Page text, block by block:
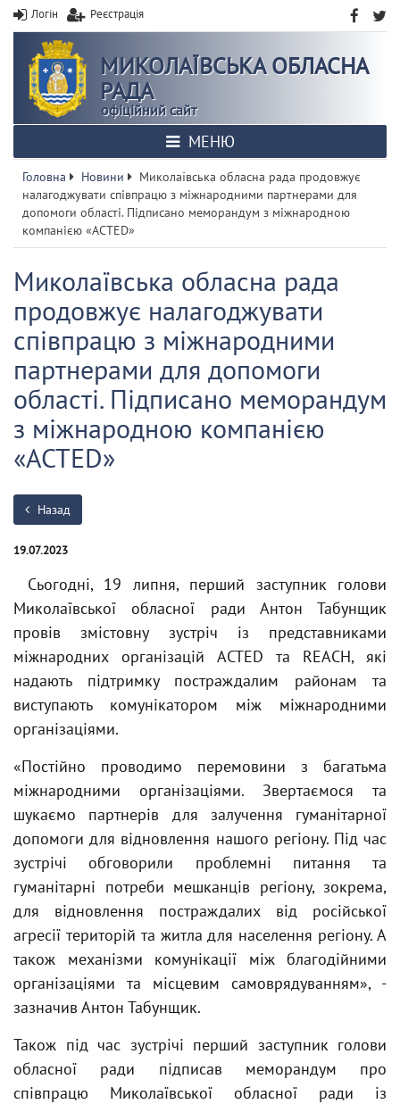
Логін Реєстрація
МИКОЛАЇВСЬКА ОБЛАСНА
РАДА
офіційний сайт
МЕНЮ
Головна Новини
Миколаївська обласна рада продовжує
налагоджувати співпрацю з міжнародними партнерами для
допомоги області. Підписано меморандум з міжнародною
компанією «ACTED»
Миколаївська обласна рада
продовжує налагоджувати
співпрацю з міжнародними
партнерами для допомоги
області. Підписано меморандум
з міжнародною компанією
«ACTED»
Назад
19.07.2023
Сьогодні, 19 липня, перший заступник голови
Миколаївської обласної ради Антон Табунщик
провів змістовну зустріч із представниками
міжнародних організацій ACTED та REACH, які
надають підтримку постраждалим районам та
виступають комунікатором між міжнародними
організаціями.
«Постійно проводимо перемовини з багатьма
міжнародними організаціями. Звертаємося та
шукаємо партнерів для залучення гуманітарної
допомоги для відновлення нашого регіону. Під час
зустрічі обговорили проблемні питання та
гуманітарні потреби мешканців регіону, зокрема,
для відновлення постраждалих від російської
агресії територій та житла для населення регіону. А
також механізми комунікації між благодійними
організаціями та місцевим самоврядуванням», -
зазначив Антон Табунщик.
Також під час зустрічі перший заступник голови
обласної ради підписав меморандум про
співпрацю Миколаївської обласної ради із